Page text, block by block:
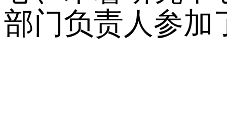
部门负责人参加